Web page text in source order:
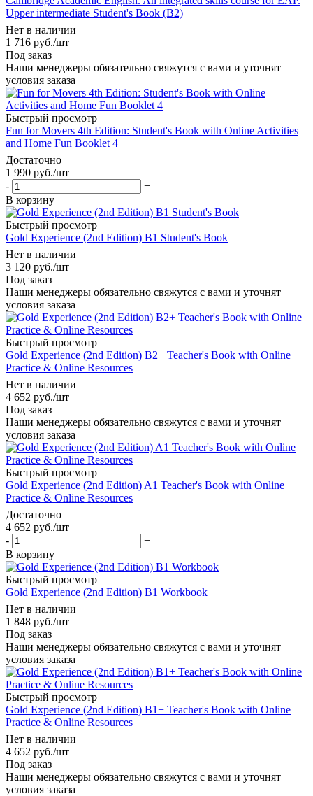
Upper intermediate Student's Book (B2)
Нет в наличии
1 716 руб./шт
Под заказ
Наши менеджеры обязательно свяжутся с вами и уточнят
условия заказа
Быстрый просмотр
Fun for Movers 4th Edition: Student's Book with Online Activities
and Home Fun Booklet 4
Достаточно
1 990 руб./шт
-
+
В корзину
Быстрый просмотр
Gold Experience (2nd Edition) B1 Student's Book
Нет в наличии
3 120 руб./шт
Под заказ
Наши менеджеры обязательно свяжутся с вами и уточнят
условия заказа
Быстрый просмотр
Gold Experience (2nd Edition) B2+ Teacher's Book with Online
Practice & Online Resources
Нет в наличии
4 652 руб./шт
Под заказ
Наши менеджеры обязательно свяжутся с вами и уточнят
условия заказа
Быстрый просмотр
Gold Experience (2nd Edition) A1 Teacher's Book with Online
Practice & Online Resources
Достаточно
4 652 руб./шт
-
+
В корзину
Быстрый просмотр
Gold Experience (2nd Edition) B1 Workbook
Нет в наличии
1 848 руб./шт
Под заказ
Наши менеджеры обязательно свяжутся с вами и уточнят
условия заказа
Быстрый просмотр
Gold Experience (2nd Edition) B1+ Teacher's Book with Online
Practice & Online Resources
Нет в наличии
4 652 руб./шт
Под заказ
Наши менеджеры обязательно свяжутся с вами и уточнят
условия заказа